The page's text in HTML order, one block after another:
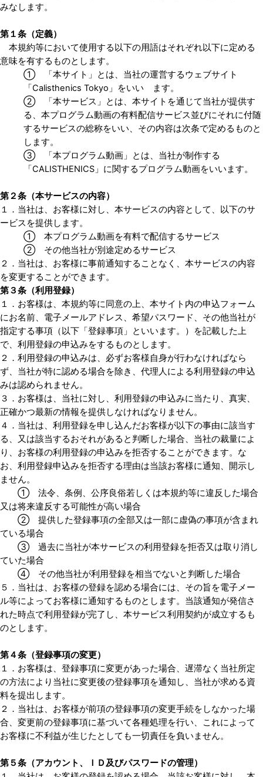
みなします。
第１条（定義）
本規約等において使用する以下の用語はそれぞれ以下に定める
意味を有するものとします。
① 「本サイト」とは、当社の運営するウェブサイト
「Calisthenics Tokyo」をいい ます。
② 「本サービス」とは、本サイトを通じて当社が提供す
る、本プログラム動画の有料配信サービス並びにそれに付随
するサービスの総称をいい、その内容は次条で定めるものと
します。
③ 「本プログラム動画」とは、当社が制作する
「CALISTHENICS」に関するプログラム動画をいいます。
第２条（本サービスの内容）
１．当社は、お客様に対し、本サービスの内容として、以下のサ
ービスを提供します。
① 本プログラム動画を有料で配信するサービス
② その他当社が別途定めるサービス
２．当社は、お客様に事前通知することなく、本サービスの内容
を変更することができます。
第３条（利用登録）
１．お客様は、本規約等に同意の上、本サイト内の申込フォーム
にお名前、電子メールアドレス、希望パスワード、その他当社が
指定する事項（以下「登録事項」といいます。）を記載した上
で、利用登録の申込みをするものとします。
２．利用登録の申込みは、必ずお客様自身が行わなければなら
ず、当社が特に認める場合を除き、代理人による利用登録の申込
みは認められません。
３．お客様は、当社に対し、利用登録の申込みに当たり、真実、
正確かつ最新の情報を提供しなければなりません。
４．当社は、利用登録を申し込んだお客様が以下の事由に該当す
る、又は該当するおそれがあると判断した場合、当社の裁量によ
り、お客様の利用登録の申込みを拒否することができます。な
お、利用登録申込みを拒否する理由は当該お客様に通知、開示し
ません。
① 法令、条例、公序良俗若しくは本規約等に違反した場合
又は将来違反する可能性が高い場合
② 提供した登録事項の全部又は一部に虚偽の事項が含まれ
ている場合
③ 過去に当社が本サービスの利用登録を拒否又は取り消し
ていた場合
④ その他当社が利用登録を相当でないと判断した場合
５．当社は、お客様の登録を認める場合には、その旨を電子メー
ル等によってお客様に通知するものとします。当該通知が発信さ
れた時点で利用登録が完了し、本サービス利用契約が成立するも
のとします。
第４条（登録事項の変更）
１．お客様は、登録事項に変更があった場合、遅滞なく当社所定
の方法により当社に変更後の登録事項を通知し、当社が求める資
料を提出します。
２．当社は、お客様が前項の登録事項の変更手続をしなかった場
合、変更前の登録事項に基づいて各種処理を行い、これによって
お客様に不利益が生じたとしても一切責任を負いません。
第５条（アカウント、ＩＤ及びパスワードの管理）